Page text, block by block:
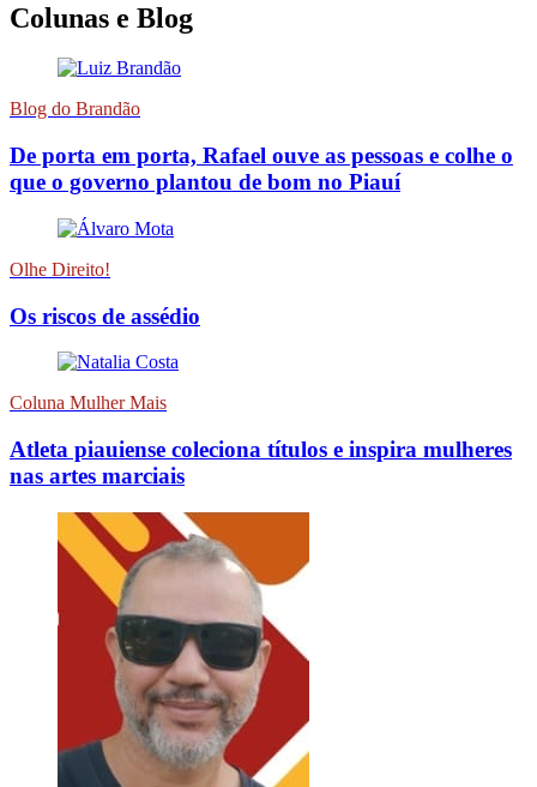
Colunas e Blog
Blog do Brandão
De porta em porta, Rafael ouve as pessoas e colhe o
que o governo plantou de bom no Piauí
Olhe Direito!
Os riscos de assédio
Coluna Mulher Mais
Atleta piauiense coleciona títulos e inspira mulheres
nas artes marciais